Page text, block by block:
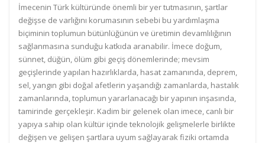
İmecenin Türk kültüründe önemli bir yer tutmasının, şartlar
değişse de varlığını korumasının sebebi bu yardımlaşma
biçiminin toplumun bütünlüğünün ve üretimin devamlılığının
sağlanmasına sunduğu katkıda aranabilir. İmece doğum,
sünnet, düğün, ölüm gibi geçiş dönemlerinde; mevsim
geçişlerinde yapılan hazırlıklarda, hasat zamanında, deprem,
sel, yangın gibi doğal afetlerin yaşandığı zamanlarda, hastalık
zamanlarında, toplumun yararlanacağı bir yapının inşasında,
tamirinde gerçekleşir. Kadim bir gelenek olan imece, canlı bir
yapıya sahip olan kültür içinde teknolojik gelişmelerle birlikte
değişen ve gelişen şartlara uyum sağlayarak fiziki ortamda